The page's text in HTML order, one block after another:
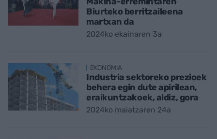
Biurteko berritzaileena
martxan da
2024ko ekainaren 3a
EKONOMIA
Industria sektoreko prezioek
behera egin dute apirilean,
eraikuntzakoek, aldiz, gora
2024ko maiatzaren 24a